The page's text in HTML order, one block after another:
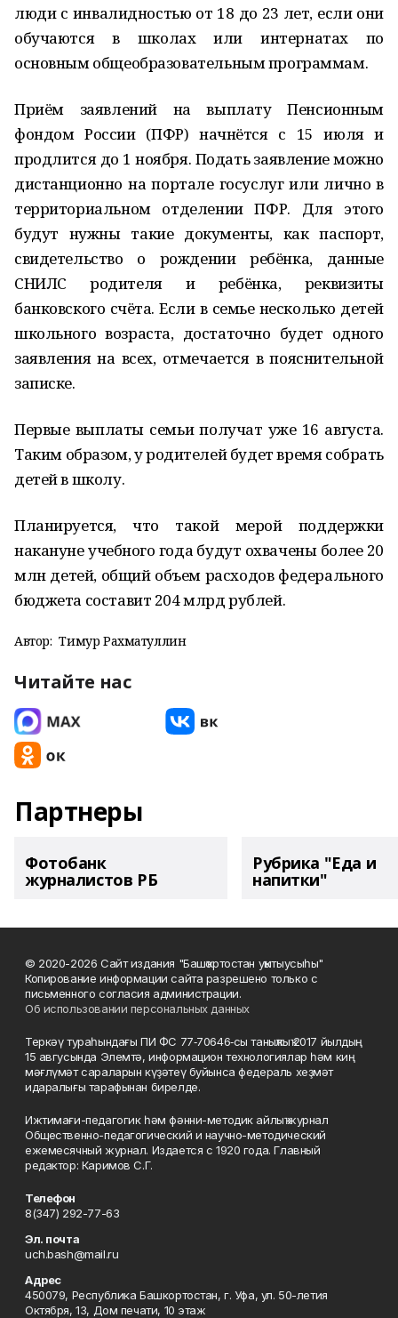
люди с инвалидностью от 18 до 23 лет, если они
обучаются в школах или интернатах по
основным общеобразовательным программам.
Приём заявлений на выплату Пенсионным
фондом России (ПФР) начнётся с 15 июля и
продлится до 1 ноября. Подать заявление можно
дистанционно на портале госуслуг или лично в
территориальном отделении ПФР. Для этого
будут нужны такие документы, как паспорт,
свидетельство о рождении ребёнка, данные
СНИЛС родителя и ребёнка, реквизиты
банковского счёта. Если в семье несколько детей
школьного возраста, достаточно будет одного
заявления на всех, отмечается в пояснительной
записке.
Первые выплаты семьи получат уже 16 августа.
Таким образом, у родителей будет время собрать
детей в школу.
Планируется, что такой мерой поддержки
накануне учебного года будут охвачены более 20
млн детей, общий объем расходов федерального
бюджета составит 204 млрд рублей.
Автор: Тимур Рахматуллин
Читайте нас
Партнеры
Фотобанк
журналистов РБ
Рубрика "Еда и
напитки"
© 2020-2026 Сайт издания "Башҡортостан уҡытыусыһы"
Копирование информации сайта разрешено только с
письменного согласия администрации.
Об использовании персональных данных
Теркәү тураһындағы ПИ ФС 77‑70646‑сы таныҡлыҡ 2017 йылдың
15 авгусында Элемтә, информацион технологиялар һәм киң
мәғлүмәт сараларын күҙәтеү буйынса федераль хеҙмәт
идаралығы тарафынан бирелде.
Ижтимағи-педагогик һәм фәнни-методик айлыҡ журнал
Общественно-педагогический и научно-методический
ежемесячный журнал. Издается с 1920 года. Главный
редактор: Каримов С.Г.
Телефон
8(347) 292-77-63
Эл. почта
uch.bash@mail.ru
Адрес
450079, Республика Башкортостан, г. Уфа, ул. 50-летия
Октября, 13, Дом печати, 10 этаж